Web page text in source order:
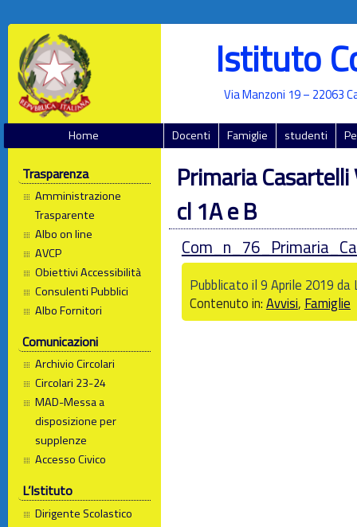
Istituto
Via Manzoni 19 – 22063
Home Docenti Famiglie studenti
Trasparenza
Amministrazione
Trasparente
Albo on line
AVCP
Obiettivi Accessibilità
Consulenti Pubblici
Albo Fornitori
Comunicazioni
Archivio Circolari
Circolari 23-24
MAD-Messa a
disposizione per
supplenze
Accesso Civico
L’Istituto
Dirigente Scolastico
Primaria
cl 1A e B
Pubblicato il 9 Aprile 2019 da
Contenuto in: Avvisi, Famiglie